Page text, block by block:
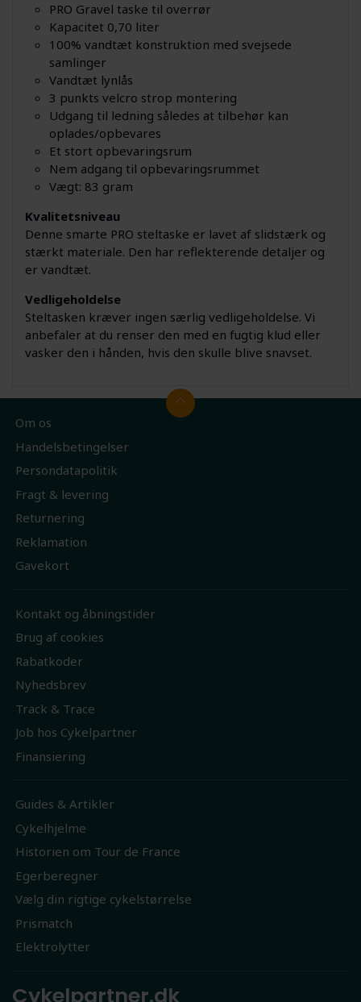
PRO Gravel taske til overrør
Kapacitet 0,70 liter
100% vandtæt konstruktion med svejsede
samlinger
Vandtæt lynlås
3 punkts velcro strop montering
Udgang til ledning således at tilbehør kan
oplades/opbevares
Et stort opbevaringsrum
Nem adgang til opbevaringsrummet
Vægt: 83 gram
Kvalitetsniveau
Denne smarte PRO steltaske er lavet af slidstærk og
stærkt materiale. Den har reflekterende detaljer og
er vandtæt.
Vedligeholdelse
Steltasken kræver ingen særlig vedligeholdelse. Vi
anbefaler at du renser den med en fugtig klud eller
vasker den i hånden, hvis den skulle blive snavset.
Om os
Handelsbetingelser
Persondatapolitik
Fragt & levering
Returnering
Reklamation
Gavekort
Kontakt og åbningstider
Brug af cookies
Rabatkoder
Nyhedsbrev
Track & Trace
Job hos Cykelpartner
Finansiering
Guides & Artikler
Cykelhjelme
Historien om Tour de France
Egerberegner
Vælg din rigtige cykelstørrelse
Prismatch
Elektrolytter
Cykelpartner.dk